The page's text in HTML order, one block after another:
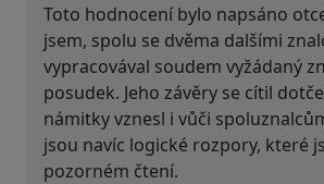
Toto hodnocení bylo napsáno
jsem, spolu se dvěma dalšími
vypracovával soudem vyžádaný
posudek. Jeho závěry se cítil
námitky vznesl i vůči
jsou navíc logické rozpory, které
pozorném čtení.